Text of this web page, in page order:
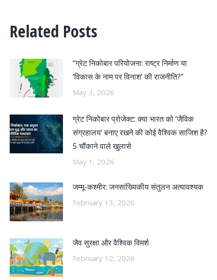
Related Posts
“ग्रेट निकोबार परियोजना: राष्ट्र निर्माण या
‘विकास के नाम पर विनाश’ की राजनीति?”
May 3, 2026
ग्रेट निकोबार प्रोजेक्ट: क्या भारत को ‘जैविक
संग्रहालय’ बनाए रखने की कोई वैश्विक साजिश है?
5 चौंकाने वाले खुलासे
May 1, 2026
जम्मू-कश्मीर: जनसांख्यिकीय संतुलन अत्यावश्यक
February 13, 2026
जैव सुरक्षा और वैश्विक विमर्श
February 12, 2026